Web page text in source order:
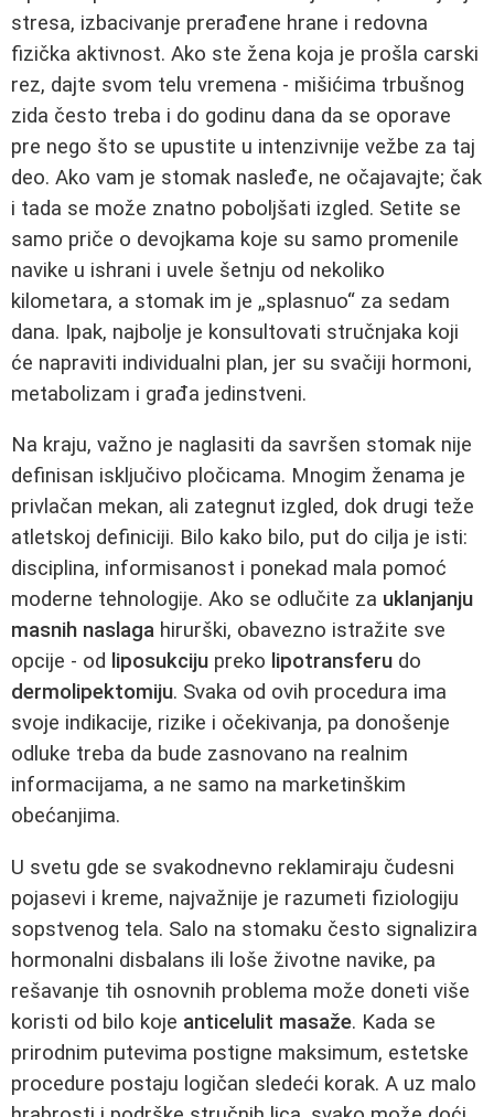
stresa, izbacivanje prerađene hrane i redovna
fizička aktivnost. Ako ste žena koja je prošla carski
rez, dajte svom telu vremena - mišićima trbušnog
zida često treba i do godinu dana da se oporave
pre nego što se upustite u intenzivnije vežbe za taj
deo. Ako vam je stomak nasleđe, ne očajavajte; čak
i tada se može znatno poboljšati izgled. Setite se
samo priče o devojkama koje su samo promenile
navike u ishrani i uvele šetnju od nekoliko
kilometara, a stomak im je „splasnuo“ za sedam
dana. Ipak, najbolje je konsultovati stručnjaka koji
će napraviti individualni plan, jer su svačiji hormoni,
metabolizam i građa jedinstveni.
Na kraju, važno je naglasiti da savršen stomak nije
definisan isključivo pločicama. Mnogim ženama je
privlačan mekan, ali zategnut izgled, dok drugi teže
atletskoj definiciji. Bilo kako bilo, put do cilja je isti:
disciplina, informisanost i ponekad mala pomoć
moderne tehnologije. Ako se odlučite za uklanjanju
masnih naslaga hirurški, obavezno istražite sve
opcije - od liposukciju preko lipotransferu do
dermolipektomiju. Svaka od ovih procedura ima
svoje indikacije, rizike i očekivanja, pa donošenje
odluke treba da bude zasnovano na realnim
informacijama, a ne samo na marketinškim
obećanjima.
U svetu gde se svakodnevno reklamiraju čudesni
pojasevi i kreme, najvažnije je razumeti fiziologiju
sopstvenog tela. Salo na stomaku često signalizira
hormonalni disbalans ili loše životne navike, pa
rešavanje tih osnovnih problema može doneti više
koristi od bilo koje anticelulit masaže. Kada se
prirodnim putevima postigne maksimum, estetske
procedure postaju logičan sledeći korak. A uz malo